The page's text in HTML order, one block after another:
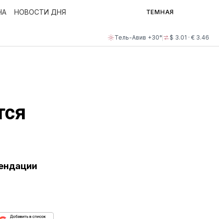
Тель-Авив +30° $ 3.01 · € 3.46
НОВОСТИ ДНЯ ТЕМНАЯ